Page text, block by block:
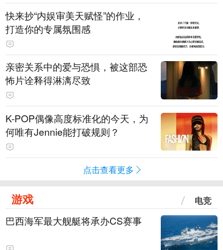
快来抄“内娱审美天赋怪”的作业，
打造你的专属氛围感
亲密关系中的爱与恐惧，被这部恐
怖片诠释得淋漓尽致
K-POP偶像高度标准化的今天，为
何唯有Jennie能打破规则？
点击查看更多
游戏 电竞
巴西海军最大舰艇将承办CS赛事